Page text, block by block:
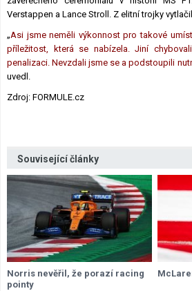
Verstappen a Lance Stroll. Z elitní trojky
„Asi jsme neměli výkonnost pro takové
příležitost, která se nabízela. Jiní
penalizaci. Nevzdali jsme se a podstoupili
uvedl.
Zdroj: FORMULE.cz
Související články
Norris nevěřil, že porazí racing
pointy